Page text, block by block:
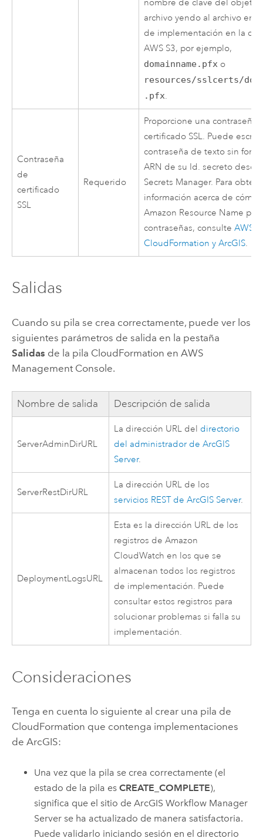
nombre de clave del objeto
archivo yendo al archivo en
de implementación en la
AWS S3, por ejemplo,
domainname.pfx o
resources/sslcerts/
.pfx.
Contraseña
de
certificado
SSL
Requerido
Proporcione una contraseña
certificado SSL. Puede
contraseña de texto sin
ARN de su Id. secreto
Secrets Manager. Para
información acerca de cómo
Amazon Resource Name
contraseñas, consulteAWS
CloudFormation y ArcGIS.
Salidas
Cuando su pila se crea correctamente, puede ver los
siguientes parámetros de salida en la pestaña
Salidas de la pila CloudFormation en AWS
Management Console.
Nombre de salida Descripción de salida
ServerAdminDirURL
La dirección URL del directorio
del administrador deArcGIS
Server.
ServerRestDirURL
La dirección URL de los
servicios REST deArcGIS Server.
DeploymentLogsURL
Esta es la dirección URL de los
registros deAmazon
CloudWatch en los que se
almacenan todos los registros
de implementación. Puede
consultar estos registros para
solucionar problemas si falla su
implementación.
Consideraciones
Tenga en cuenta lo siguiente al crear una pila de
CloudFormation que contenga implementaciones
de ArcGIS:
Una vez que la pila se crea correctamente (el
estado de la pila esCREATE_COMPLETE),
significa que el sitio deArcGIS Workflow Manager
Server se ha actualizado de manera satisfactoria.
Puede validarlo iniciando sesión en el directorio